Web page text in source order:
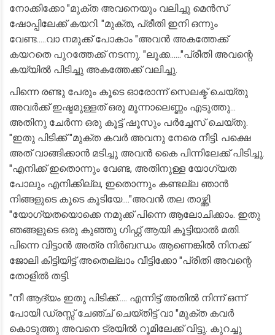
നോക്കിക്കോ "മുക്ത അവനെയും വലിച്ചു മെൻസ്
ഷോപ്പിലേക്ക് കയറി. "മുക്ത, പ്രീതി ഇനി ഒന്നും
വേണ്ട.....വാ നമുക്ക് പോകാം "അവൻ അകത്തേക്ക്
കയറതെ പുറത്തേക്ക് നടന്നു. "ലൂക്ക......"പ്രീതി അവന്റെ
കയ്യിൽ പിടിച്ചു അകത്തേക്ക് വലിച്ചു.
പിന്നെ രണ്ടു പേരും കൂടെ ഓരോന്ന് സെലക്ട്‌ ചെയ്തു
അവർക്ക് ഇഷ്ടമുള്ളത് ഒരു മൂന്നാലെണ്ണം എടുത്തു...
അതിനു ചേർന്ന ഒരു കൂട്ട് ഷൂസും പർച്ചേസ് ചെയ്തു.
"ഇതു പിടിക്ക് "മുക്ത കവർ അവനു നേരെ നീട്ടി. പക്ഷെ
അത് വാങ്ങിക്കാൻ മടിച്ചു അവൻ കൈ പിന്നിലേക്ക് പിടിച്ചു.
"എനിക്ക് ഇതൊന്നും വേണ്ട, അതിനുള്ള യോഗ്യത
പോലും എനിക്കില്ല, ഇതൊന്നും കണ്ടല്ല ഞാൻ
നിങ്ങളുടെ കൂടെ കൂടിയേ...."അവൻ തല താഴ്ത്തി.
"യോഗ്യതയൊക്കെ നമുക്ക് പിന്നെ ആലോചിക്കാം. ഇതു
ഞങ്ങളുടെ ഒരു കുഞ്ഞു ഗിഫ്റ്റ് ആയി കൂട്ടിയാൽ മതി.
പിന്നെ വിട്ടാൻ അത്ര നിർബന്ധം ആണെങ്കിൽ നിനക്ക്
ജോലി കിട്ടിയിട്ട് അതെല്ലാം വീട്ടിക്കോ "പ്രീതി അവന്റെ
തോളിൽ തട്ടി.
"നീ ആദ്യം ഇതു പിടിക്ക്..... എന്നിട്ട് അതിൽ നിന്ന് ഒന്ന്
പോയി ഡ്രസ്സ്‌ ചേഞ്ച്‌ ചെയ്തിട്ട് വാ "മുക്ത കവർ
കൊടുത്തു അവനെ ട്രയിൽ റൂമിലേക്ക് വിട്ടു. കുറച്ചു